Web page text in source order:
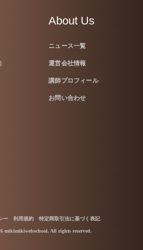
About Us
ニュース一覧
運営会社情報
講師プロフィール
お問い合わせ
mikimikiwebschool. All rights reserved.
ー 利用規約 特定商取引法に基づく表記